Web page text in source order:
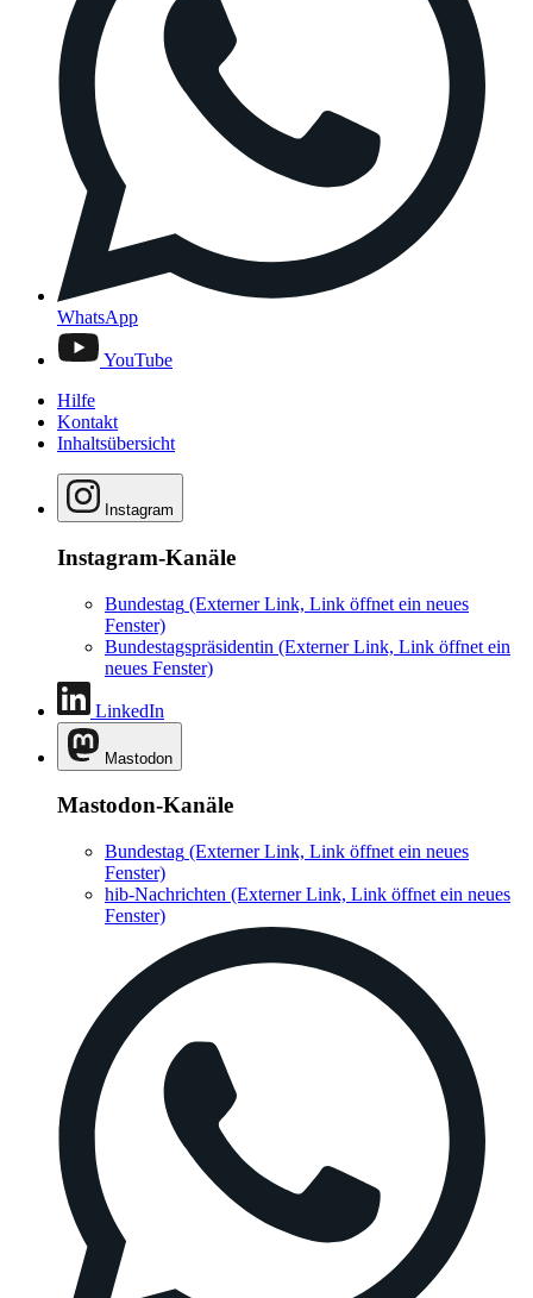
WhatsApp
YouTube
Hilfe
Kontakt
Inhaltsübersicht
Instagram
Instagram-Kanäle
Bundestag (Externer Link, Link öffnet ein neues
Fenster)
Bundestagspräsidentin (Externer Link, Link öffnet ein
neues Fenster)
LinkedIn
Mastodon
Mastodon-Kanäle
Bundestag (Externer Link, Link öffnet ein neues
Fenster)
hib-Nachrichten (Externer Link, Link öffnet ein neues
Fenster)